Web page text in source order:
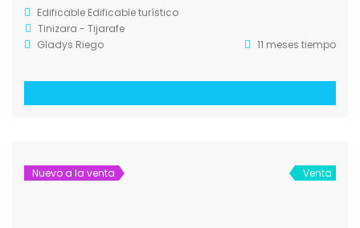
Edificable Edificable turístico
Tinizara - Tijarafe
Gladys Riego
11 meses tiempo
Nuevo a la venta Venta